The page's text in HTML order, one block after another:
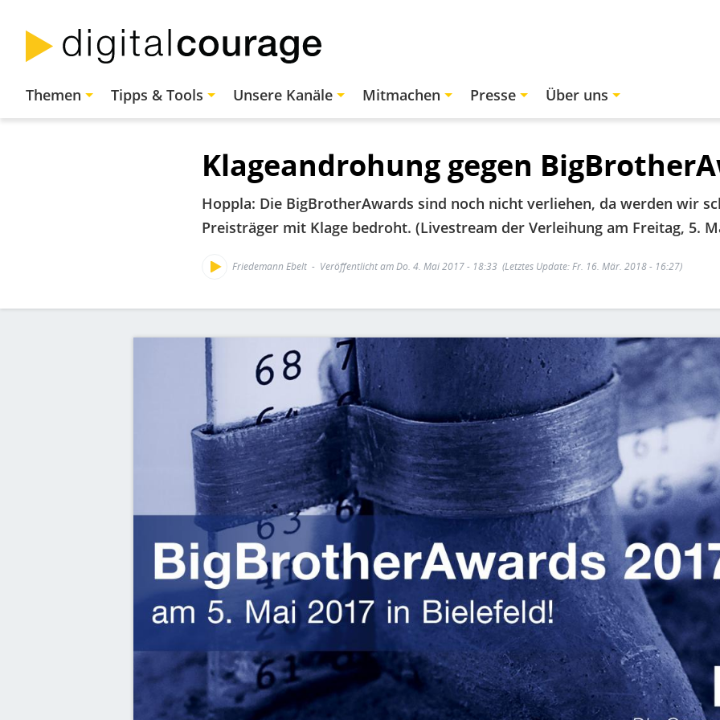
zum
Inhalt
Hauptnavigation
Themen Tipps & Tools Unsere Kanäle Mitmachen Presse Über uns
Klageandrohung gegen
Hoppla: Die BigBrotherAwards sind noch nicht verliehen, da werden wir
Preisträger mit Klage bedroht. (Livestream der Verleihung am Freitag, 5.
Friedemann Ebelt Veröffentlicht am Do. 4. Mai 2017 - 18:33 (Letztes Update: Fr. 16. Mär. 2018 - 16:27)
Bild